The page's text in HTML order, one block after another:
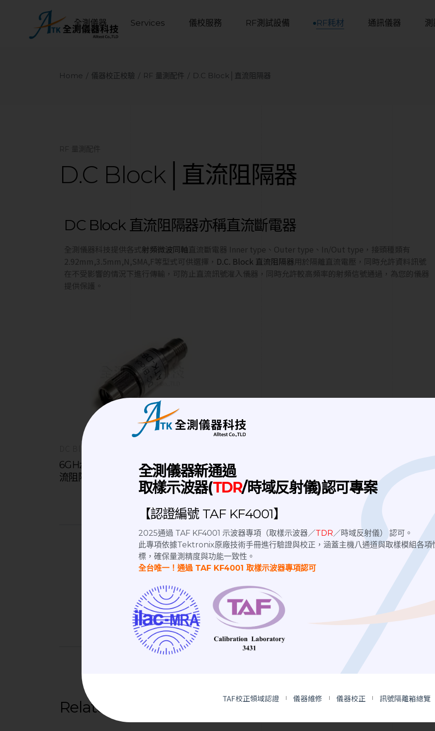
全測儀器 Services 儀校服務 RF測試設備 RF耗材 通訊儀器
Home 儀器校正校驗 RF 量測配件 D.C Block│直流阻隔器
RF 量測配件
D.C Block│直流阻隔器
DC Block 直流阻隔器亦稱直流斷電器
全測儀器科技提供各式射頻微波同軸直流斷電器 Inner type、Outer type、In/Out type，接頭種類有
2.92mm,3.5mm,N,SMA,F等型式可供選擇， D.C. Block 直流阻隔器用於隔離直流電壓，同時允許資料訊號
在不受影響的情況下進行傳輸，可防止直流訊號灌入儀器，同時允許較高頻率的射頻信號通過，為您的儀器
提供保護。
DC Block｜直流阻隔器
6GHz│SMA(M)-SMA(F) D.C Block 直
流阻隔器
北部：桃園市中壢區三民路一段145號
中南部：710台南市永康區鹽行路239之9號
儀器校正、儀器校驗、手動隔離箱
二手儀器、儀器租賃、儀器維修
如需要 儀校委託 、技術諮詢、 訊號隔離箱
請諮詢客服信箱:eservice@alltestek.com或撥打 03-4020322將有專人為您服務
Related posts
全測儀器新通過
取樣示波器(TDR/時域反射儀)認可專案
【認證編號 TAF KF4001】
2025通過 TAF KF4001 示波器專項（取樣示波器／TDR／時域反射儀） 認可。
此專項依據Tektronix原廠技術手冊進行驗證與校正，涵蓋主機八通道與取樣模組各項
標，確保量測精度與功能一致性。
全台唯一！通過 TAF KF4001 取樣示波器專項認可
TAF校正領域認證 儀器維修 儀器校正 訊號隔離箱總覽